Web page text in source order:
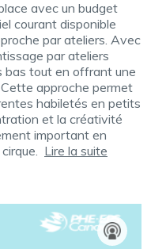
avec un budget
courant disponible
par ateliers. Avec
par ateliers
bas tout en offrant une
approche permet
habiletés en petits
et la créativité
important en
Lire la suite